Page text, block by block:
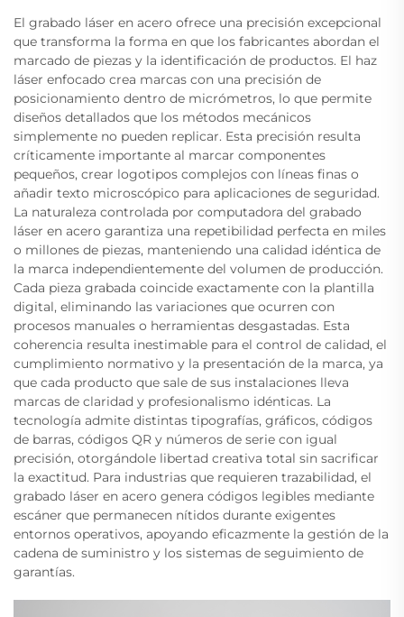
El grabado láser en acero ofrece una precisión excepcional
que transforma la forma en que los fabricantes abordan el
marcado de piezas y la identificación de productos. El haz
láser enfocado crea marcas con una precisión de
posicionamiento dentro de micrómetros, lo que permite
diseños detallados que los métodos mecánicos
simplemente no pueden replicar. Esta precisión resulta
críticamente importante al marcar componentes
pequeños, crear logotipos complejos con líneas finas o
añadir texto microscópico para aplicaciones de seguridad.
La naturaleza controlada por computadora del grabado
láser en acero garantiza una repetibilidad perfecta en miles
o millones de piezas, manteniendo una calidad idéntica de
la marca independientemente del volumen de producción.
Cada pieza grabada coincide exactamente con la plantilla
digital, eliminando las variaciones que ocurren con
procesos manuales o herramientas desgastadas. Esta
coherencia resulta inestimable para el control de calidad, el
cumplimiento normativo y la presentación de la marca, ya
que cada producto que sale de sus instalaciones lleva
marcas de claridad y profesionalismo idénticas. La
tecnología admite distintas tipografías, gráficos, códigos
de barras, códigos QR y números de serie con igual
precisión, otorgándole libertad creativa total sin sacrificar
la exactitud. Para industrias que requieren trazabilidad, el
grabado láser en acero genera códigos legibles mediante
escáner que permanecen nítidos durante exigentes
entornos operativos, apoyando eficazmente la gestión de la
cadena de suministro y los sistemas de seguimiento de
garantías.